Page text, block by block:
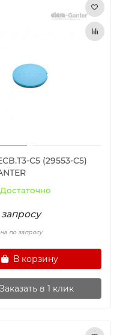
C5 (29553-C5)
Достаточно
по запросу
В корзину
Заказать в 1 клик